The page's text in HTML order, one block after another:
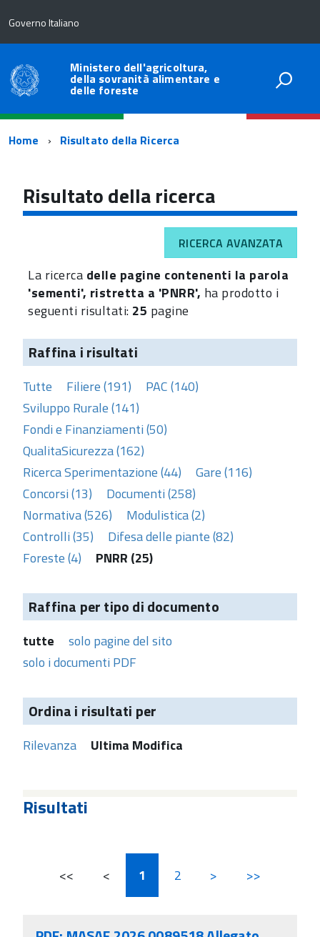
Governo Italiano
Ministero dell'agricoltura,
della sovranità alimentare e
delle foreste
Percorso
navigazione
Home Risultato della Ricerca
Risultato della ricerca
RICERCA AVANZATA
La ricerca delle pagine contenenti la parola
'sementi', ristretta a 'PNRR', ha prodotto i
seguenti risultati: 25 pagine
Raffina i risultati
Tutte Filiere (191)
PAC (140)
Sviluppo Rurale (141)
Fondi e Finanziamenti (50)
QualitaSicurezza (162)
Ricerca Sperimentazione (44)
Gare (116)
Concorsi (13)
Documenti (258)
Normativa (526)
Modulistica (2)
Controlli (35)
Difesa delle piante (82)
Foreste (4)
PNRR (25)
Raffina per tipo di documento
tutte
solo pagine del sito
solo i documenti PDF
Ordina i risultati per
Rilevanza Ultima Modifica
Risultati
<< < 1 2 > >>